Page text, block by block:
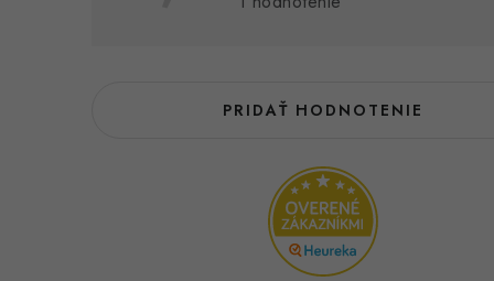
PRIDAŤ HODNOTENIE